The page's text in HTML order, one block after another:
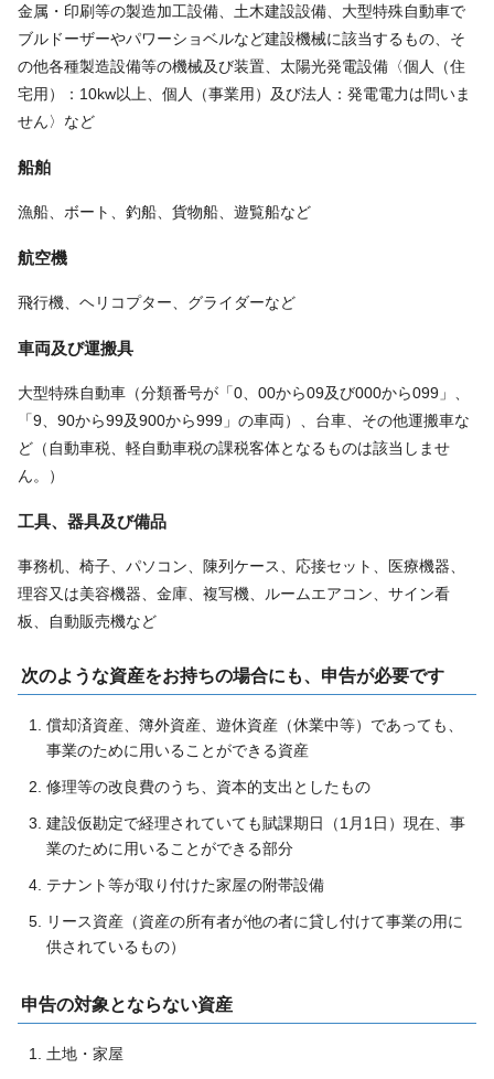
金属・印刷等の製造加工設備、土木建設設備、大型特殊自動車で
ブルドーザーやパワーショベルなど建設機械に該当するもの、そ
の他各種製造設備等の機械及び装置、太陽光発電設備〈個人（住
宅用）：10kw以上、個人（事業用）及び法人：発電電力は問いま
せん〉など
船舶
漁船、ボート、釣船、貨物船、遊覧船など
航空機
飛行機、ヘリコプター、グライダーなど
車両及び運搬具
大型特殊自動車（分類番号が「0、00から09及び000から099」、
「9、90から99及900から999」の車両）、台車、その他運搬車な
ど（自動車税、軽自動車税の課税客体となるものは該当しませ
ん。）
工具、器具及び備品
事務机、椅子、パソコン、陳列ケース、応接セット、医療機器、
理容又は美容機器、金庫、複写機、ルームエアコン、サイン看
板、自動販売機など
次のような資産をお持ちの場合にも、申告が必要です
償却済資産、簿外資産、遊休資産（休業中等）であっても、
事業のために用いることができる資産
修理等の改良費のうち、資本的支出としたもの
建設仮勘定で経理されていても賦課期日（1月1日）現在、事
業のために用いることができる部分
テナント等が取り付けた家屋の附帯設備
リース資産（資産の所有者が他の者に貸し付けて事業の用に
供されているもの）
申告の対象とならない資産
土地・家屋